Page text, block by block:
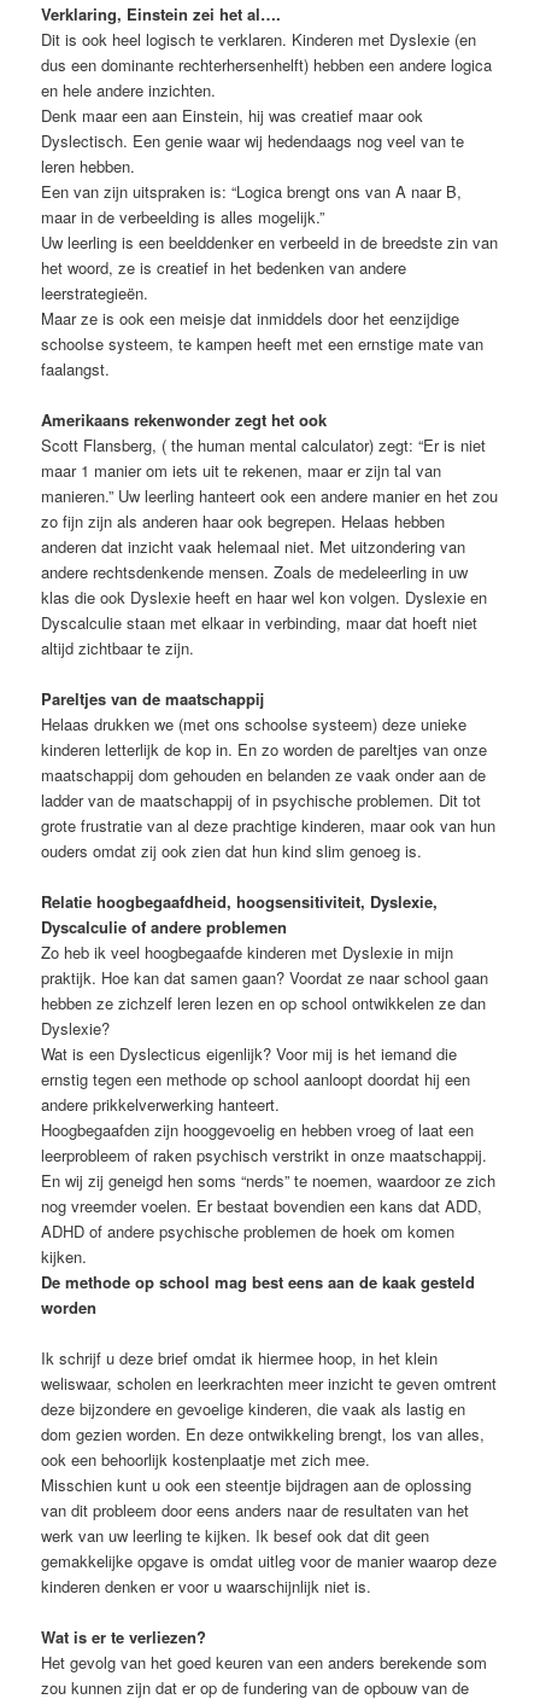
Verklaring, Einstein zei het al….
Dit is ook heel logisch te verklaren. Kinderen met Dyslexie (en
dus een dominante rechterhersenhelft) hebben een andere logica
en hele andere inzichten.
Denk maar een aan Einstein, hij was creatief maar ook
Dyslectisch. Een genie waar wij hedendaags nog veel van te
leren hebben.
Een van zijn uitspraken is: “Logica brengt ons van A naar B,
maar in de verbeelding is alles mogelijk.”
Uw leerling is een beelddenker en verbeeld in de breedste zin van
het woord, ze is creatief in het bedenken van andere
leerstrategieën.
Maar ze is ook een meisje dat inmiddels door het eenzijdige
schoolse systeem, te kampen heeft met een ernstige mate van
faalangst.
Amerikaans rekenwonder zegt het ook
Scott Flansberg, ( the human mental calculator) zegt: “Er is niet
maar 1 manier om iets uit te rekenen, maar er zijn tal van
manieren.” Uw leerling hanteert ook een andere manier en het zou
zo fijn zijn als anderen haar ook begrepen. Helaas hebben
anderen dat inzicht vaak helemaal niet. Met uitzondering van
andere rechtsdenkende mensen. Zoals de medeleerling in uw
klas die ook Dyslexie heeft en haar wel kon volgen. Dyslexie en
Dyscalculie staan met elkaar in verbinding, maar dat hoeft niet
altijd zichtbaar te zijn.
Pareltjes van de maatschappij
Helaas drukken we (met ons schoolse systeem) deze unieke
kinderen letterlijk de kop in. En zo worden de pareltjes van onze
maatschappij dom gehouden en belanden ze vaak onder aan de
ladder van de maatschappij of in psychische problemen. Dit tot
grote frustratie van al deze prachtige kinderen, maar ook van hun
ouders omdat zij ook zien dat hun kind slim genoeg is.
Relatie hoogbegaafdheid, hoogsensitiviteit, Dyslexie,
Dyscalculie of andere problemen
Zo heb ik veel hoogbegaafde kinderen met Dyslexie in mijn
praktijk. Hoe kan dat samen gaan? Voordat ze naar school gaan
hebben ze zichzelf leren lezen en op school ontwikkelen ze dan
Dyslexie?
Wat is een Dyslecticus eigenlijk? Voor mij is het iemand die
ernstig tegen een methode op school aanloopt doordat hij een
andere prikkelverwerking hanteert.
Hoogbegaafden zijn hooggevoelig en hebben vroeg of laat een
leerprobleem of raken psychisch verstrikt in onze maatschappij.
En wij zij geneigd hen soms “nerds” te noemen, waardoor ze zich
nog vreemder voelen. Er bestaat bovendien een kans dat ADD,
ADHD of andere psychische problemen de hoek om komen
kijken.
De methode op school mag best eens aan de kaak gesteld
worden
Ik schrijf u deze brief omdat ik hiermee hoop, in het klein
weliswaar, scholen en leerkrachten meer inzicht te geven omtrent
deze bijzondere en gevoelige kinderen, die vaak als lastig en
dom gezien worden. En deze ontwikkeling brengt, los van alles,
ook een behoorlijk kostenplaatje met zich mee.
Misschien kunt u ook een steentje bijdragen aan de oplossing
van dit probleem door eens anders naar de resultaten van het
werk van uw leerling te kijken. Ik besef ook dat dit geen
gemakkelijke opgave is omdat uitleg voor de manier waarop deze
kinderen denken er voor u waarschijnlijk niet is.
Wat is er te verliezen?
Het gevolg van het goed keuren van een anders berekende som
zou kunnen zijn dat er op de fundering van de opbouw van de